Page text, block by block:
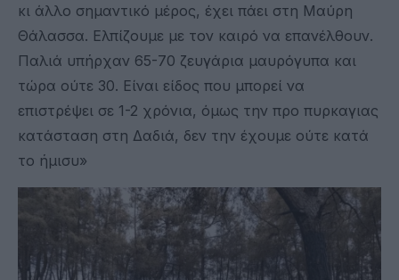
κι άλλο σημαντικό μέρος, έχει πάει στη Μαύρη
Θάλασσα. Ελπίζουμε με τον καιρό να επανέλθουν.
Παλιά υπήρχαν 65-70 ζευγάρια μαυρόγυπα και
τώρα ούτε 30. Είναι είδος που μπορεί να
επιστρέψει σε 1-2 χρόνια, όμως την προ πυρκαγιας
κατάσταση στη Δαδιά, δεν την έχουμε ούτε κατά
το ήμισυ»